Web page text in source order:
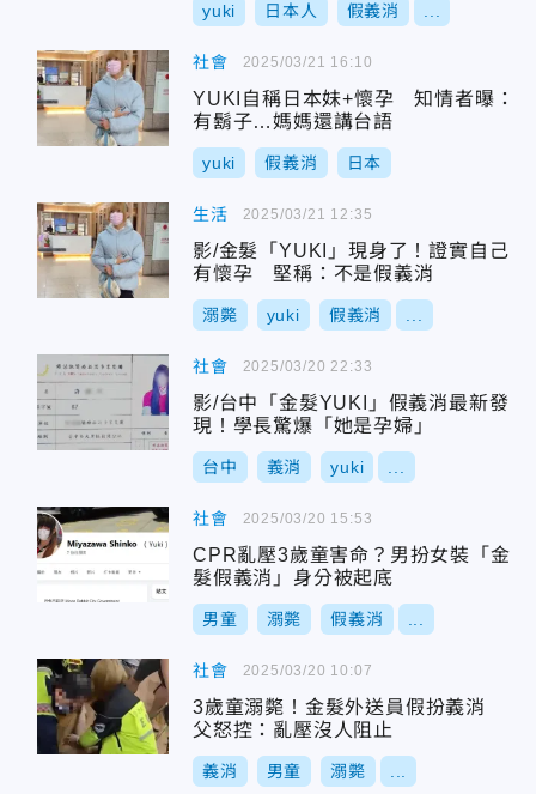
yuki 日本人 假義消
社會
YUKI自稱日本妹+懷孕 知情者曝：
有鬍子…媽媽還講台語
yuki 假義消 日本
2025/03/21 16:10
生活
影/金髮「YUKI」現身了！證實自己
有懷孕 堅稱：不是假義消
溺斃 yuki 假義消
2025/03/21 12:35
社會
影/台中「金髮YUKI」假義消最新發
現！學長驚爆「她是孕婦」
台中 義消 yuki
2025/03/20 22:33
社會
CPR亂壓3歲童害命？男扮女裝「金
髮假義消」身分被起底
男童 溺斃 假義消
2025/03/20 15:53
社會
3歲童溺斃！金髮外送員假扮義消
父怒控：亂壓沒人阻止
義消 男童 溺斃
2025/03/20 10:07